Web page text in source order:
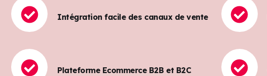
Intégration facile des canaux de vente
Plateforme Ecommerce B2B et B2C